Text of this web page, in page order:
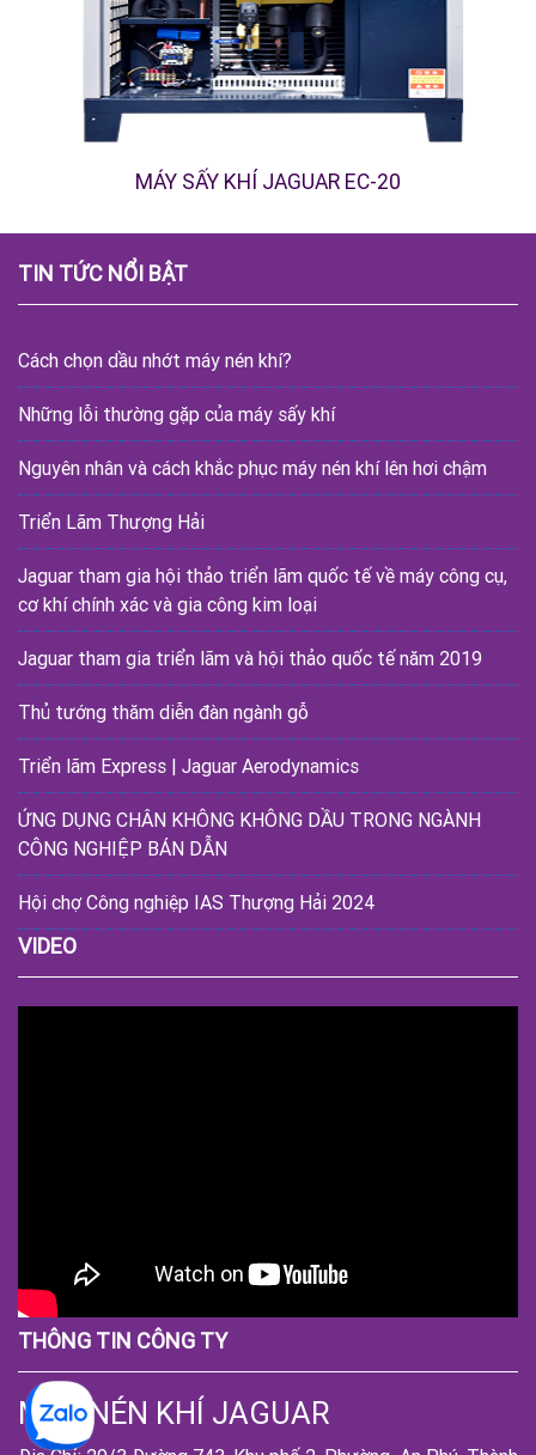
MÁY SẤY KHÍ JAGUAR EC-20
TIN TỨC NỔI BẬT
Cách chọn dầu nhớt máy nén khí?
Những lỗi thường gặp của máy sấy khí
Nguyên nhân và cách khắc phục máy nén khí lên hơi chậm
Triển Lãm Thượng Hải
Jaguar tham gia hội thảo triển lãm quốc tế về máy công cụ,
cơ khí chính xác và gia công kim loại
Jaguar tham gia triển lãm và hội thảo quốc tế năm 2019
Thủ tướng thăm diễn đàn ngành gỗ
Triển lãm Express | Jaguar Aerodynamics
ỨNG DỤNG CHÂN KHÔNG KHÔNG DẦU TRONG NGÀNH
CÔNG NGHIỆP BÁN DẪN
Hội chợ Công nghiệp IAS Thượng Hải 2024
VIDEO
THÔNG TIN CÔNG TY
MÁY NÉN KHÍ JAGUAR